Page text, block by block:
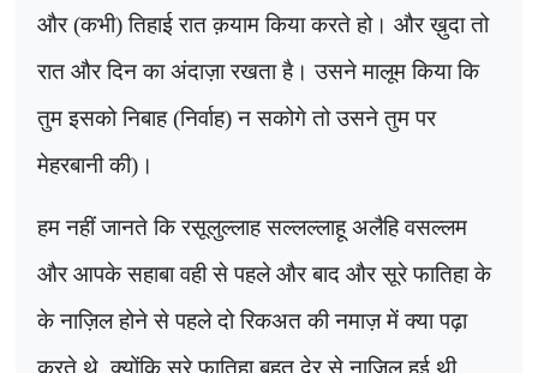
और (कभी) तिहाई रात क़याम किया करते हो। और ख़ुदा तो
रात और दिन का अंदाज़ा रखता है। उसने मालूम किया कि
तुम इसको निबाह (निर्वाह) न सकोगे तो उसने तुम पर
मेहरबानी की)।
हम नहीं जानते कि रसूलुल्लाह सल्लल्लाहू अलैहि वसल्लम
और आपके सहाबा वही से पहले और बाद और सूरे फातिहा के
के नाज़िल होने से पहले दो रिकअत की नमाज़ में क्या पढ़ा
करते थे, क्योंकि सूरे फातिहा बहुत देर से नाज़िल हुई थी